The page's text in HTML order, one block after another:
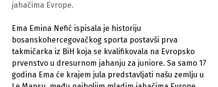
jahačima Evrope.
Ema Emina Nefić ispisala je historiju
bosanskohercegovačkog sporta postavši prva
takmičarka iz BiH koja se kvalifikovala na Evropsko
prvenstvo u dresurnom jahanju za juniore. Sa samo 17
godina Ema će krajem jula predstavljati našu zemlju u